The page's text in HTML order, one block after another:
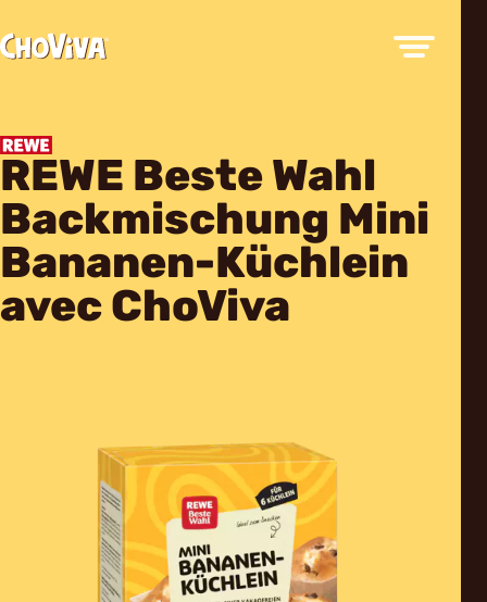
REWE Beste Wahl
Backmischung Mini
Bananen-Küchlein
avec ChoViva